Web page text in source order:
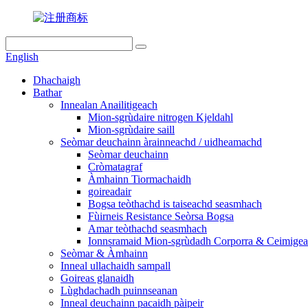
English
Dhachaigh
Bathar
Innealan Anailitigeach
Mion-sgrùdaire nitrogen Kjeldahl
Mion-sgrùdaire saill
Seòmar deuchainn àrainneachd / uidheamachd
Seòmar deuchainn
Cròmatagraf
Àmhainn Tiormachaidh
goireadair
Bogsa teòthachd is taiseachd seasmhach
Fùirneis Resistance Seòrsa Bogsa
Amar teòthachd seasmhach
Ionnsramaid Mion-sgrùdadh Corporra &
Seòmar & Àmhainn
Inneal ullachaidh sampall
Goireas glanaidh
Lùghdachadh puinnseanan
Inneal deuchainn pacaidh pàipeir